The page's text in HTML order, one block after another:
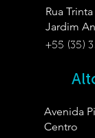
Rua
Jardim
+55 (35)
Avenida
Centro